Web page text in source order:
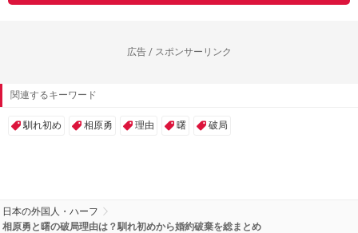
広告 / スポンサーリンク
関連するキーワード
馴れ初め 相原勇 理由 曙 破局
日本の外国人・ハーフ
相原勇と曙の破局理由は？馴れ初めから婚約破棄を総まとめ